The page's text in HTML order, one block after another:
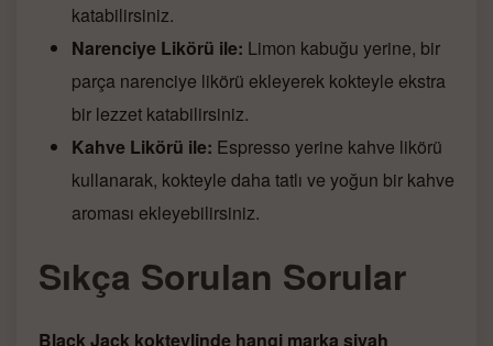
katabilirsiniz.
Narenciye Likörü ile: Limon kabuğu yerine, bir
parça narenciye likörü ekleyerek kokteyle ekstra
bir lezzet katabilirsiniz.
Kahve Likörü ile: Espresso yerine kahve likörü
kullanarak, kokteyle daha tatlı ve yoğun bir kahve
aroması ekleyebilirsiniz.
Sıkça Sorulan Sorular
Black Jack kokteylinde hangi marka siyah